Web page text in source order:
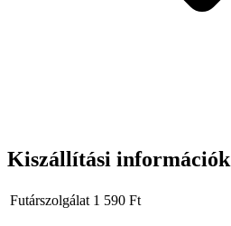
Kiszállítási információk
Futárszolgálat 1 590 Ft